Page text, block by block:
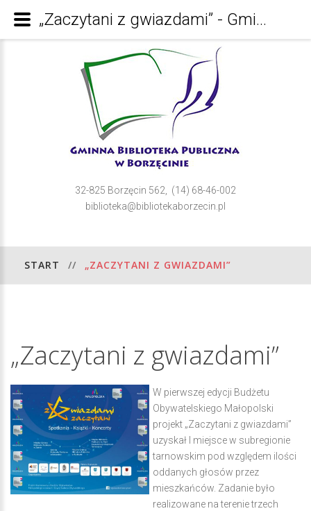
32-825 Borzęcin 562, (14) 68-46-002
biblioteka@bibliotekaborzecin.pl
START // „ZACZYTANI Z GWIAZDAMI”
„Zaczytani z gwiazdami”
W pierwszej edycji Budżetu
Obywatelskiego Małopolski
projekt „Zaczytani z gwiazdami”
uzyskał I miejsce w subregionie
tarnowskim pod względem ilości
oddanych głosów przez
mieszkańców. Zadanie było
realizowane na terenie trzech
„Zaczytani z gwiazdami” - Gminna Bibioteka Publiczna w Borzęcinie